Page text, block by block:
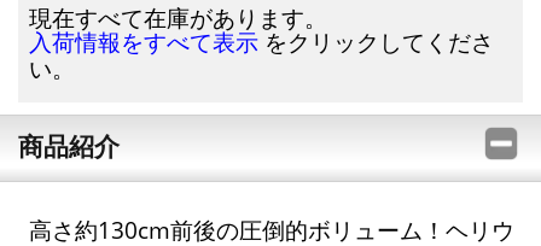
現在すべて在庫があります。
入荷情報をすべて表示 をクリックしてくださ
い。
商品紹介
高さ約130cm前後の圧倒的ボリューム！ヘリウ